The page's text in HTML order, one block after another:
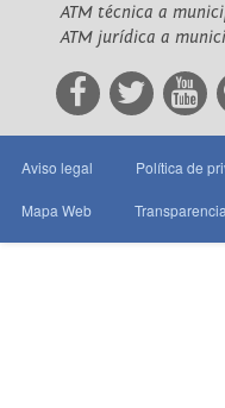
ATM técnica a
ATM jurídica a
Aviso legal Política de
Mapa Web Transparencia